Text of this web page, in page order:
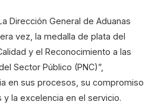
Dirección General de Aduanas
vez, la medalla de plata del
y el Reconocimiento a las
Sector Público (PNC)”,
en sus procesos, su compromiso
la excelencia en el servicio.